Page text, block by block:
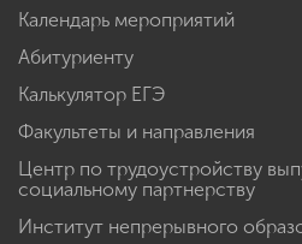
Студенческие
Календарь мероприятий
Абитуриенту
Калькулятор ЕГЭ
Факультеты и направления
социальному партнерству